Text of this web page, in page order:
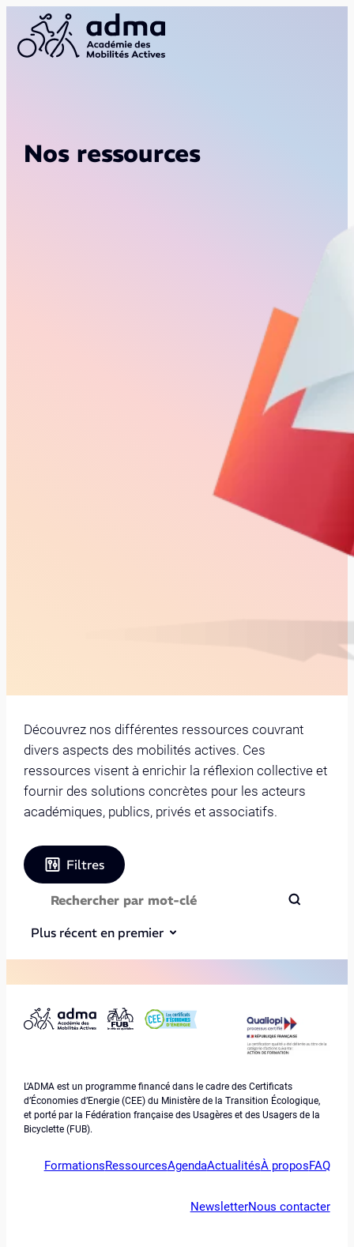
Nos ressources
Découvrez nos différentes ressources couvrant
divers aspects des mobilités actives. Ces
ressources visent à enrichir la réflexion collective et
fournir des solutions concrètes pour les acteurs
académiques, publics, privés et associatifs.
Filtres
Plus récent en premier
L’ADMA est un programme financé dans le cadre des Certificats
d’Économies d’Energie (CEE) du Ministère de la Transition Écologique,
et porté par la Fédération française des Usagères et des Usagers de la
Bicyclette (FUB).
FormationsRessourcesAgendaActualitésÀ proposFAQ
NewsletterNous contacter